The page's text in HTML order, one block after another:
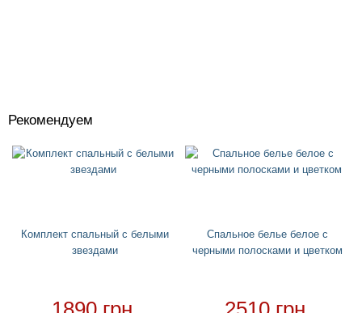
Круги
+
Матрасы
+
Пледы
Рекомендуем
Комплект спальный с белыми
звездами
Спальное белье белое с
черными полосками и цветком